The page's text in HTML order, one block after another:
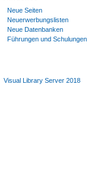
Neue Seiten
Neuerwerbungslisten
Neue Datenbanken
Führungen und Schulungen
Visual Library Server 2018